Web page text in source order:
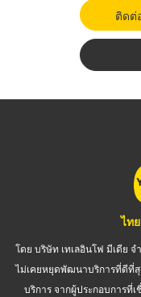
ติดต่
ไท
โดย บริษัท เทเลอินโฟ มีเดีย
ไม่เคยหยุดพัฒนาบริการที่ดีที่
บริการ จากผู้ประกอบการที่